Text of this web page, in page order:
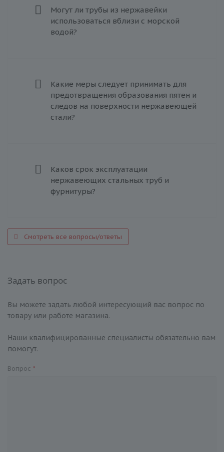
Могут ли трубы из нержавейки
использоваться вблизи с морской
водой?
Какие меры следует принимать для
предотвращения образования пятен и
следов на поверхности нержавеющей
стали?
Каков срок эксплуатации
нержавеющих стальных труб и
фурнитуры?
Смотреть все вопросы/ответы
Задать вопрос
Вы можете задать любой интересующий вас вопрос по
товару или работе магазина.
Наши квалифицированные специалисты обязательно вам
помогут.
Вопрос *